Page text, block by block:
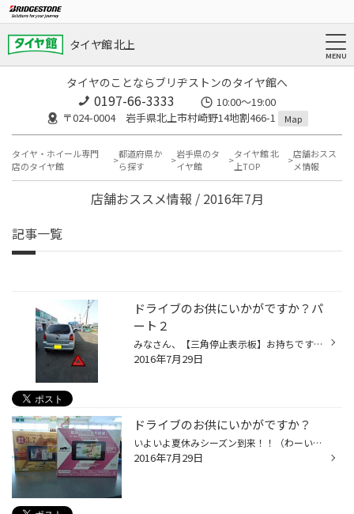
タイヤ館 北上
タイヤのことならブリヂストンのタイヤ館へ
0197-66-3333
10:00～19:00
〒024-0004 岩手県北上市村崎野14地割466-1
Map
タイヤ・ホイール専門
店のタイヤ館
都道府県か
ら探す
岩手県のタ
イヤ館
タイヤ館 北
上TOP
店舗おスス
メ情報
店舗おススメ情報 / 2016年7月
記事一覧
ドライブのお供にいかがですか？パ
ート２
みなさん、【三角停止表示板】お持ちですか？ 多分お持ちでない方のほうが多い気がしますが… 特に！！高速道路の利用が多い方にオススメです。 と言うのも、例えば高速道路でパンクしてしまい、 急きょ停車しなくてはならなくなった。 そう、このような場合【停止表示板】の設置が 義務付けられてい...
2016年7月29日
ドライブのお供にいかがですか？
いよいよ夏休みシーズン到来！！（わーい） 帰省時のドライブや、お子様連れでの遠出ドライブなど、お出かけする機会が増えますよね～！ そんな時のお役立ちアイテムが【レーダー探知機】。 取り締まりエリアやオービスなどの情報を、音と画像でドライバーへお知らせしてくれます！ 知らない土地を...
2016年7月29日